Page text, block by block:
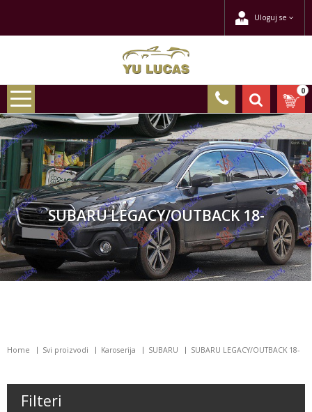
Uloguj se
0
SUBARU LEGACY/OUTBACK 18-
Home Svi proizvodi Karoserija SUBARU SUBARU LEGACY/OUTBACK 18-
Filteri